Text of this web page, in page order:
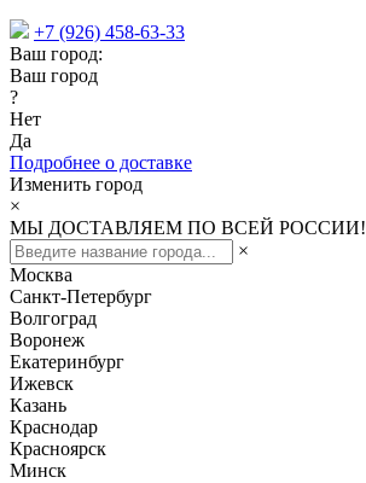
+7 (926) 458-63-33
Ваш город:
Ваш город
?
Нет
Да
Подробнее о доставке
Изменить город
×
МЫ ДОСТАВЛЯЕМ ПО ВСЕЙ РОССИИ!
×
Москва
Санкт-Петербург
Волгоград
Воронеж
Екатеринбург
Ижевск
Казань
Краснодар
Красноярск
Минск